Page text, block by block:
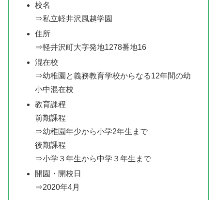
校名
⇒私立軽井沢風越学園
住所
⇒軽井沢町大字発地1278番地16
混在校
⇒幼稚園と義務教育学校からなる12年間の幼
小中混在校
教育課程
前期課程
⇒幼稚園年少から小学2年生まで
後期課程
⇒小学３年生から中学３年生まで
開園・開校日
⇒2020年4月